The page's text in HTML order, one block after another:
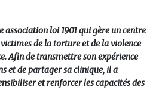
association loi 1901 qui gère un centre
de la torture et de la violence
Afin de transmettre son expérience
et de partager sa clinique, il a
et renforcer les capacités des